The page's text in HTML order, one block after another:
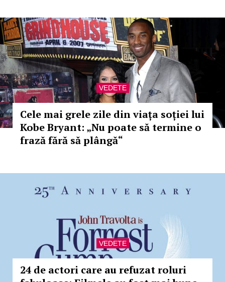
VEDETE
Cele mai grele zile din viața soției lui
Kobe Bryant: „Nu poate să termine o
frază fără să plângă“
VEDETE
24 de actori care au refuzat roluri